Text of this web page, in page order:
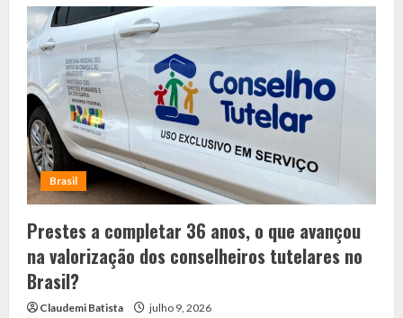
resgatada
aos
62
anos
após
55
anos
de
trabalho
análogo
escravidão
no
Ceará
Brasil
Prestes a completar 36 anos, o que avançou
na valorização dos conselheiros tutelares no
Brasil?
Claudemi Batista julho 9, 2026